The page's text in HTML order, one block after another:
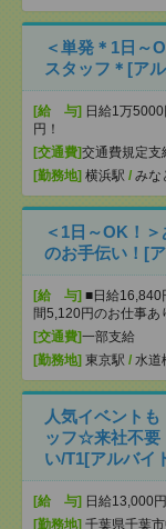
＜単発＊1日～
スタッフ＊[ア
[給 与] 日給1万
円！
[交通費]交通費規定支
[勤務地] 横浜駅 / みな
＜1日～OK！
のお手伝い！[
[給 与] ■日給
間5,120円のお仕事あ
[交通費]一部支給
[勤務地] 東京駅 / 水道
人気イベント
ッフ☆来社不要
い/T1[アルバイ
[給 与] 日給13,000
[勤務地] 千葉県千葉